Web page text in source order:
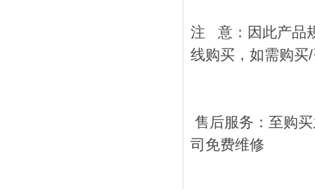
注 意：因此产品
线购买，如需购买
售后服务：至购
司免费维修